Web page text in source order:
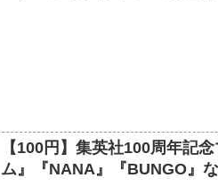
【100円】集英社100周年記
ム』『NANA』『BUNGO』